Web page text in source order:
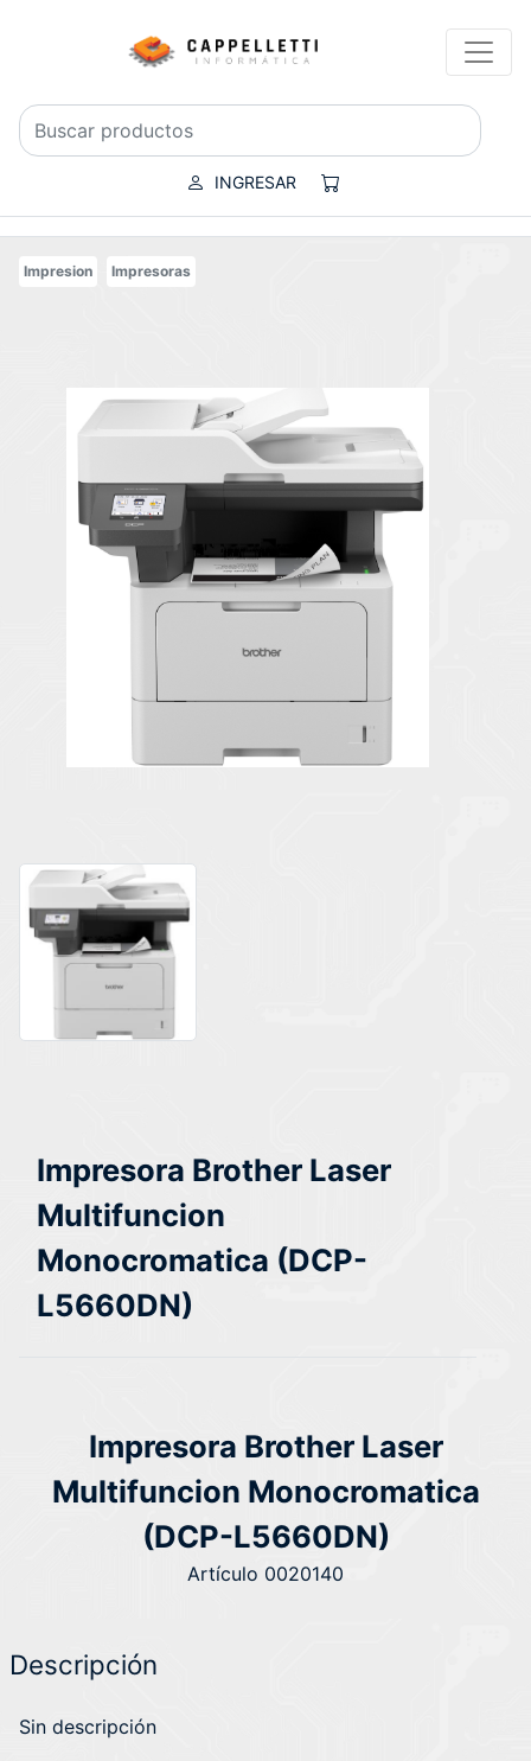
INGRESAR
Impresion Impresoras
Impresora Brother Laser
Multifuncion
Monocromatica (DCP-
L5660DN)
Impresora Brother Laser
Multifuncion Monocromatica
(DCP-L5660DN)
Artículo 0020140
Descripción
Sin descripción